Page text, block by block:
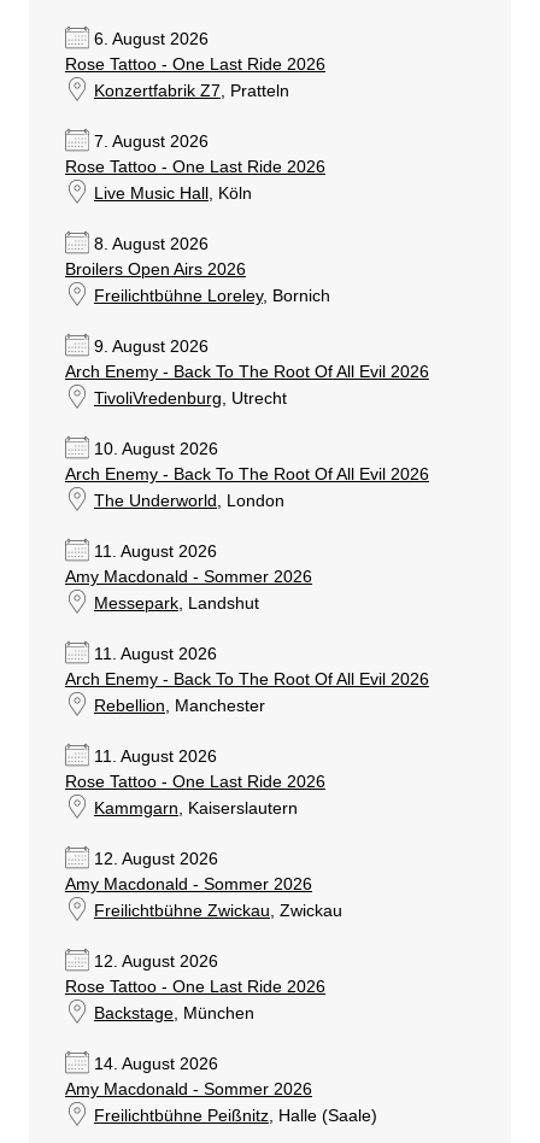
6. August 2026
Rose Tattoo - One Last Ride 2026
Konzertfabrik Z7, Pratteln
7. August 2026
Rose Tattoo - One Last Ride 2026
Live Music Hall , Köln
8. August 2026
Broilers Open Airs 2026
Freilichtbühne Loreley, Bornich
9. August 2026
Arch Enemy - Back To The Root Of All Evil 2026
TivoliVredenburg, Utrecht
10. August 2026
Arch Enemy - Back To The Root Of All Evil 2026
The Underworld , London
11. August 2026
Amy Macdonald - Sommer 2026
Messepark, Landshut
11. August 2026
Arch Enemy - Back To The Root Of All Evil 2026
Rebellion, Manchester
11. August 2026
Rose Tattoo - One Last Ride 2026
Kammgarn, Kaiserslautern
12. August 2026
Amy Macdonald - Sommer 2026
Freilichtbühne Zwickau, Zwickau
12. August 2026
Rose Tattoo - One Last Ride 2026
Backstage, München
14. August 2026
Amy Macdonald - Sommer 2026
Freilichtbühne Peißnitz, Halle (Saale)